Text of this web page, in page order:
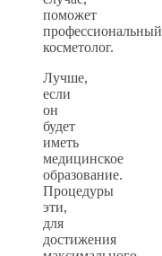
поможет
профессиональный
косметолог.
Лучше,
если
он
будет
иметь
медицинское
образование.
Процедуры
эти,
для
достижения